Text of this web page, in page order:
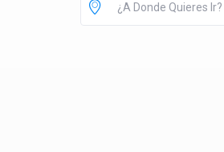
¿A Donde Quieres Ir?